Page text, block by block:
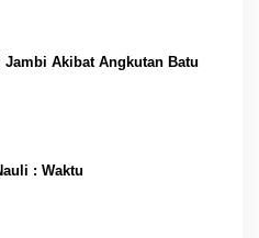
Jambi Akibat Angkutan Batu
: Waktu